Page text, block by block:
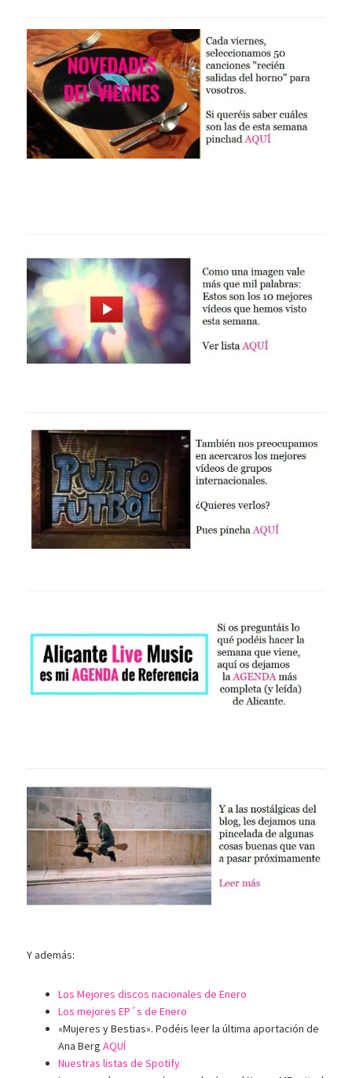
Y además:
Los Mejores discos nacionales de Enero
Los mejores EP´s de Enero
«Mujeres y Bestias». Podéis leer la última aportación de
Ana BergAQUÍ
Nuestras listas de Spotify